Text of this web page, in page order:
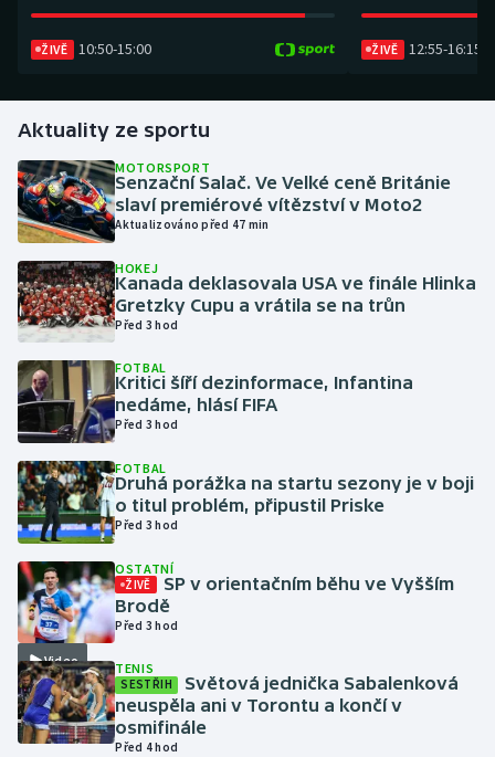
Futsal
Gymnastika
Házená
Jezdectví
Judo
Krasobruslení
Lezení
Lyže a snowboard
Moderní pětiboj
Motorsport
Olympijské hry
Parasport
Plavání
ŽIVĚ 10:50-15:00 ŽIVĚ 12:55-16:15
Aktuality ze sportu
MOTORSPORT
Senzační Salač. Ve Velké ceně Británie
slaví premiérové vítězství v Moto2
Aktualizováno před 47 min
HOKEJ
Kanada deklasovala USA ve finále Hlinka
Gretzky Cupu a vrátila se na trůn
Před 3 hod
FOTBAL
Kritici šíří dezinformace, Infantina
nedáme, hlásí FIFA
Před 3 hod
FOTBAL
Druhá porážka na startu sezony je v boji
o titul problém, připustil Priske
Před 3 hod
Video
OSTATNÍ
ŽIVĚ
SP v orientačním běhu ve Vyšším
Brodě
Před 3 hod
TENIS
SESTŘIH
Světová jednička Sabalenková
neuspěla ani v Torontu a končí v
osmifinále
Před 4 hod